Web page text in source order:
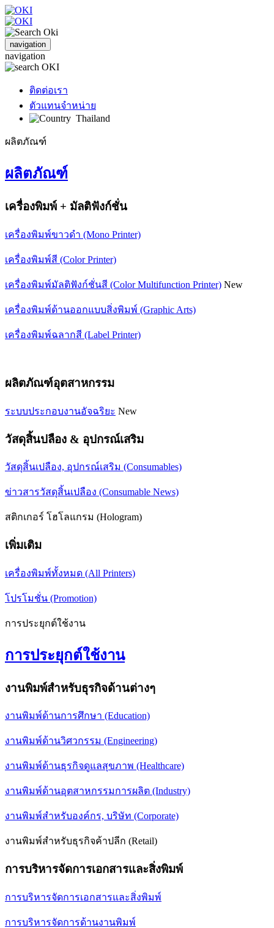
navigation
navigation
ติดต่อเรา
ตัวแทนจำหน่าย
Thailand
ผลิตภัณฑ์
ผลิตภัณฑ์
เครื่องพิมพ์ + มัลติฟังก์ชั่น
เครื่องพิมพ์ขาวดำ (Mono Printer)
เครื่องพิมพ์สี (Color Printer)
เครื่องพิมพ์มัลติฟังก์ชั่นสี (Color Multifunction Printer) New
เครื่องพิมพ์ด้านออกแบบสิ่งพิมพ์ (Graphic Arts)
เครื่องพิมพ์ฉลากสี (Label Printer)
ผลิตภัณฑ์อุตสาหกรรม
ระบบประกอบงานอัจฉริยะ New
วัสดุสิ้นปลือง & อุปกรณ์เสริม
วัสดุสิ้นเปลือง, อุปกรณ์เสริม (Consumables)
ข่าวสารวัสดุสิ้นเปลือง (Consumable News)
สติกเกอร์ โฮโลแกรม (Hologram)
เพิ่มเติม
เครื่องพิมพ์ทั้งหมด (All Printers)
โปรโมชั่น (Promotion)
การประยุกต์ใช้งาน
การประยุกต์ใช้งาน
งานพิมพ์สำหรับธุรกิจด้านต่างๆ
งานพิมพ์ด้านการศึกษา (Education)
งานพิมพ์ด้านวิศวกรรม (Engineering)
งานพิมพ์ด้านธุรกิจดูแลสุขภาพ (Healthcare)
งานพิมพ์ด้านอุตสาหกรรมการผลิต (Industry)
งานพิมพ์สำหรับองค์กร, บริษัท (Corporate)
งานพิมพ์สำหรับธุรกิจค้าปลีก (Retail)
การบริหารจัดการเอกสารและสิ่งพิมพ์
การบริหารจัดการเอกสารและสิ่งพิมพ์
การบริหารจัดการด้านงานพิมพ์